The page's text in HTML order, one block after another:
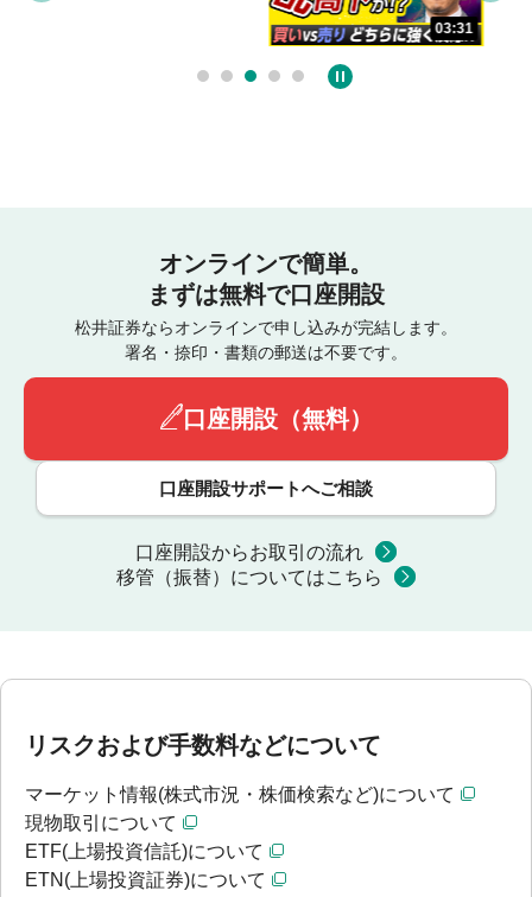
03:31
オンラインで簡単。
まずは無料で口座開設
松井証券ならオンラインで申し込みが完結します。
署名・捺印・書類の郵送は不要です。
口座開設（無料）
口座開設サポートへご相談
口座開設からお取引の流れ
移管（振替）についてはこちら
リスクおよび手数料などについて
マーケット情報(株式市況・株価検索など)について
現物取引について
ETF(上場投資信託)について
ETN(上場投資証券)について